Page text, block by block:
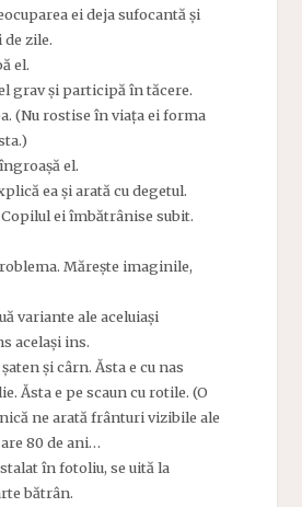
ei deja sufocantă și
zile.
el.
grav și participă în tăcere.
(Nu rostise în viața ei forma
el.
ea și arată cu degetul.
Copilul ei îmbătrânise subit.
Mărește imaginile,
variante ale aceluiași
același ins.
și cârn. Ăsta e cu nas
Ăsta e pe scaun cu rotile. (O
ne arată frânturi vizibile ale
80 de ani…
în fotoliu, se uită la
bătrân.